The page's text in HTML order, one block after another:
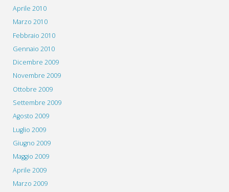
Aprile 2010
Marzo 2010
Febbraio 2010
Gennaio 2010
Dicembre 2009
Novembre 2009
Ottobre 2009
Settembre 2009
Agosto 2009
Luglio 2009
Giugno 2009
Maggio 2009
Aprile 2009
Marzo 2009